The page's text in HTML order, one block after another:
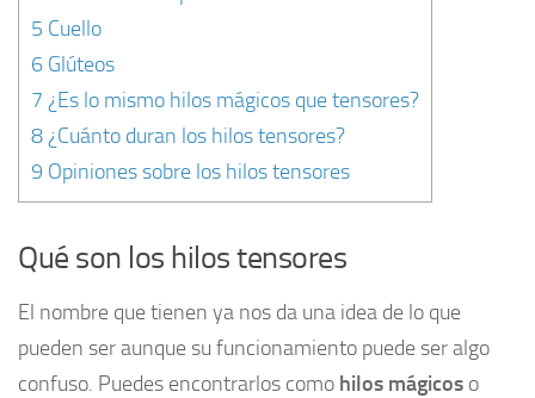
5 Cuello
6 Glúteos
7 ¿Es lo mismo hilos mágicos que tensores?
8 ¿Cuánto duran los hilos tensores?
9 Opiniones sobre los hilos tensores
Qué son los hilos tensores
El nombre que tienen ya nos da una idea de lo que
pueden ser aunque su funcionamiento puede ser algo
confuso. Puedes encontrarlos como hilos mágicos o